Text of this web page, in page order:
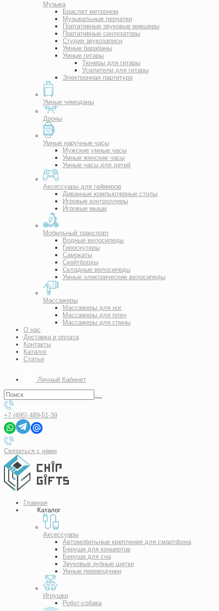
Музыка
Браслет метроном
Музыкальные перчатки
Портативные звуковые микшеры
Портативные синтезаторы
Студия звукозаписи
Умные барабаны
Умные гитары
Тюнеры для гитары
Усилители для гитары
Электронная партитура
Умные чемоданы
Дроны
Умные наручные часы
Мужские умные часы
Умные женские часы
Умные часы для детей
Аксессуары для геймеров
Диванные компьютерные столы
Игровые контроллеры
Игровые мыши
Мобильный транспорт
Водные велосипеды
Гироскутеры
Самокаты
Скейтборды
Складные велосипеды
Умные электрические велосипеды
Массажеры
Массажеры для ног
Массажеры для плеч
Массажеры для спины
О нас
Доставка и оплата
Контакты
Каталог
Статьи
Личный Кабинет
+7 (495) 489-51-39
Связаться с нами
Главная
Каталог
Аксессуары
Автомобильные крепления для смартфона
Беруши для концертов
Беруши для сна
Звуковые зубные щетки
Умные переводчики
Игрушки
Робот-собака